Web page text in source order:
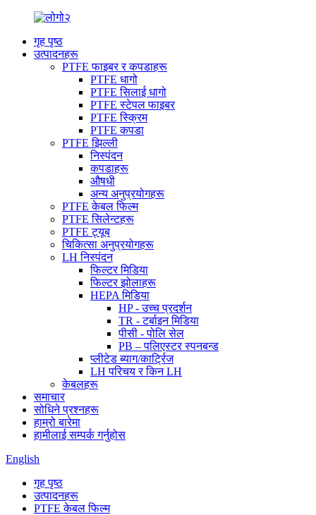
गृह पृष्ठ
उत्पादनहरू
PTFE फाइबर र कपडाहरू
PTFE धागो
PTFE सिलाई धागो
PTFE स्टेपल फाइबर
PTFE स्क्रिम
PTFE कपडा
PTFE झिल्ली
निस्पंदन
कपडाहरू
औषधी
अन्य अनुप्रयोगहरू
PTFE केबल फिल्म
PTFE सिलेन्टहरू
PTFE ट्यूब
चिकित्सा अनुप्रयोगहरू
LH निस्पंदन
फिल्टर मिडिया
फिल्टर झोलाहरू
HEPA मिडिया
HP - उच्च प्रदर्शन
TR - टर्बाइन मिडिया
पीसी - पोलि सेल
PB – पलिएस्टर स्पनबन्ड
प्लीटेड ब्याग/कार्ट्रिज
LH परिचय र किन LH
केबलहरू
समाचार
सोधिने प्रश्नहरू
हाम्रो बारेमा
हामीलाई सम्पर्क गर्नुहोस
English
गृह पृष्ठ
उत्पादनहरू
PTFE केबल फिल्म